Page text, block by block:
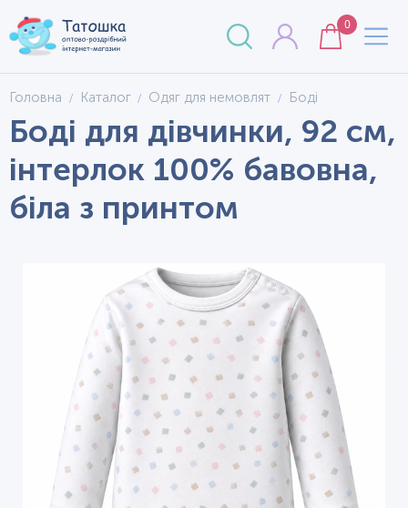
0
Головна Каталог Одяг для немовлят Боді
Боді для дівчинки, 92 см,
інтерлок 100% бавовна,
біла з принтом